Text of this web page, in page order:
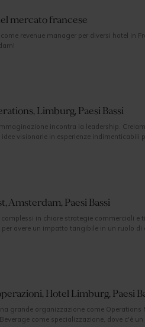
mercato francese
revenue manager per diversi hotel in
Limburg, Paesi Bassi
incontra la leadership.
visionarie in esperienze indimenticabili
Amsterdam, Paesi Bassi
in chiare strategie commerciali e
avere un impatto tangibile in un ruolo di
Hotel Limburg, Paesi
grande organizzazione come Operations
come specializzazione, dove c'è